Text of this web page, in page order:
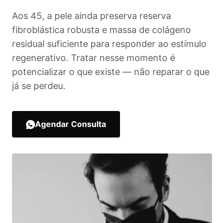
Aos 45, a pele ainda preserva reserva
fibroblástica robusta e massa de colágeno
residual suficiente para responder ao estímulo
regenerativo. Tratar nesse momento é
potencializar o que existe — não reparar o que
já se perdeu.
Agendar Consulta